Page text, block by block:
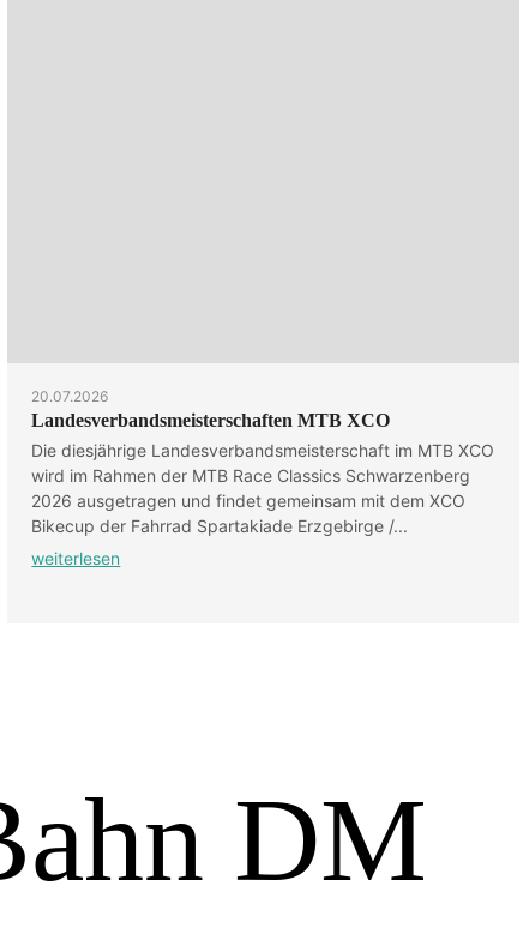
20.07.2026
Landesverbandsmeisterschaften MTB XCO
Die diesjährige Landesverbandsmeisterschaft im MTB XCO
wird im Rahmen der MTB Race Classics Schwarzenberg
2026 ausgetragen und findet gemeinsam mit dem XCO
Bikecup der Fahrrad Spartakiade Erzgebirge /...
weiterlesen
DM